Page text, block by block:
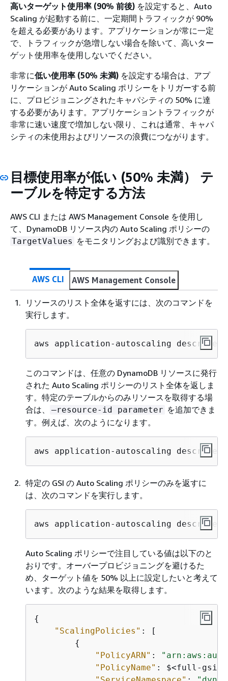
高いターゲット使用率 (90% 前後) を設定すると、Auto
Scaling が起動する前に、一定期間トラフィックが 90%
を超える必要があります。アプリケーションが常に一定
で、トラフィックが急増しない場合を除いて、高いター
ゲット使用率を使用しないでください。
非常に低い使用率 (50% 未満) を設定する場合は、アプ
リケーションが Auto Scaling ポリシーをトリガーする前
に、プロビジョニングされたキャパシティの 50% に達
する必要があります。アプリケーショントラフィックが
非常に速い速度で増加しない限り、これは通常、キャパ
シティの未使用およびリソースの浪費につながります。
目標使用率が低い (50% 未満） テ
ーブルを特定する方法
AWS CLI または AWS Management Console を使用し
て、DynamoDB リソース内の Auto Scaling ポリシーの
TargetValues をモニタリングおよび識別できます。
AWS CLI AWS Management Console
リソースのリスト全体を返すには、次のコマンドを
実行します。
aws application-autoscaling describe-
このコマンドは、任意の DynamoDB リソースに発行
された Auto Scaling ポリシーのリスト全体を返しま
す。特定のテーブルからのみリソースを取得する場
合は、
–resource-id parameter を追加できま
す。例えば、次のようになります。
aws application-autoscaling describe-
特定の GSI の Auto Scaling ポリシーのみを返すに
は、次のコマンドを実行します。
aws application-autoscaling describe-
Auto Scaling ポリシーで注目している値は以下のと
おりです。オーバープロビジョニングを避けるた
め、ターゲット値を 50% 以上に設定したいと考えて
います。次のような結果を取得します。
{
"ScalingPolicies" : [
{
"PolicyARN" :
"PolicyName" : $<full-gsi-